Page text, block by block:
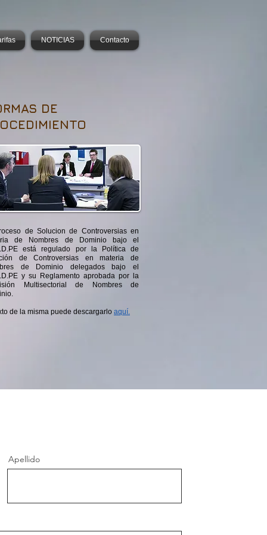
NOTICIAS Contacto
DE
de Solucion de Controversias en
de Nombres de Dominio bajo el
está regulado por la Política de
de Controversias en materia de
de Dominio delegados bajo el
y su Reglamento aprobada por la
Multisectorial de Nombres de
de la misma puede descargarlo aquí.
Apellido